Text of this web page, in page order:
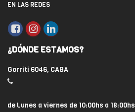
EN LAS REDES
¿DÓNDE ESTAMOS?
Gorriti 6046, CABA
de Lunes a viernes de 10:00hs a 18:00hs